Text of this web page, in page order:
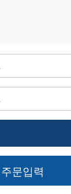
주문입력